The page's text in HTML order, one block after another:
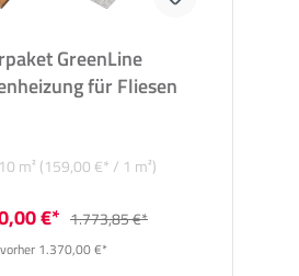
GreenLine
für Fliesen
10 m² (159,00 €* / 1 m²)
€* 1.773,85 €*
vorher 1.370,00 €*